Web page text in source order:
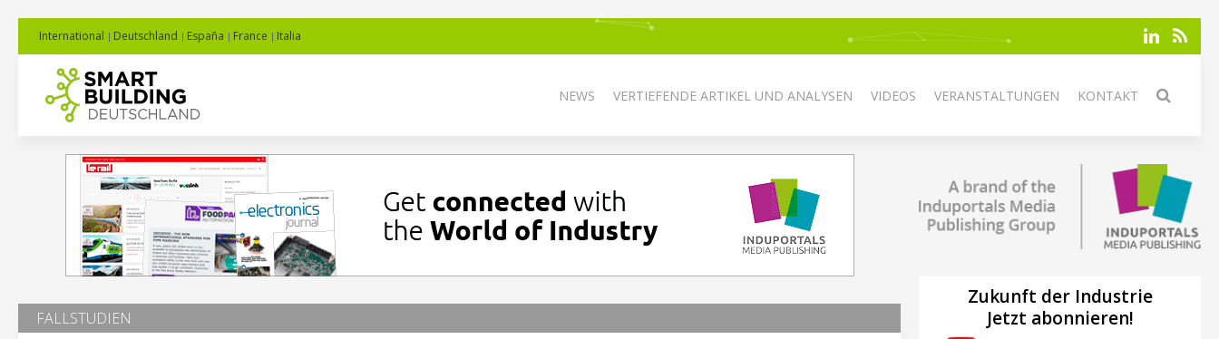
International Deutschland España France Italia
NEWS VERTIEFENDE ARTIKEL UND ANALYSEN VIDEOS VERANSTALTUNGEN KONTAKT
FALLSTUDIEN
Zukunft der Industrie
Jetzt abonnieren!